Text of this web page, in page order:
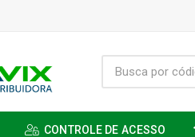
CONTROLE DE ACESSO